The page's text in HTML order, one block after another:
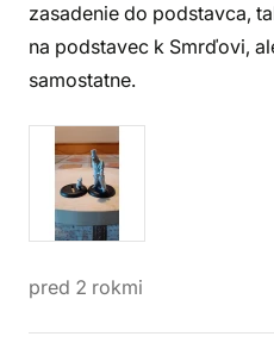
zasadenie do podstavca,
na podstavec k Smrďovi,
samostatne.
pred 2 rokmi